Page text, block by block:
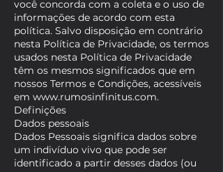
você concorda com a coleta e o uso de
informações de acordo com esta
política. Salvo disposição em contrário
nesta Política de Privacidade, os termos
usados nesta Política de Privacidade
têm os mesmos significados que em
nossos Termos e Condições, acessíveis
em www.rumosinfinitus.com.
Definições
Dados pessoais
Dados Pessoais significa dados sobre
um indivíduo vivo que pode ser
identificado a partir desses dados (ou